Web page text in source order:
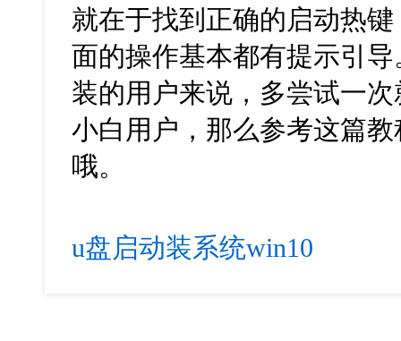
就在于找到正确的启动热
面的操作基本都有提示引
装的用户来说，多尝试一
小白用户，那么参考这篇
哦。
u盘启动装系统win10